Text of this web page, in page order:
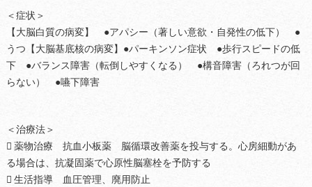
＜症状＞
【大脳白質の病変】 ●アパシー（著しい意欲・自発性の低下） ●
うつ【大脳基底核の病変】●パーキンソン症状 ●歩行スピードの低
下 ●バランス障害（転倒しやすくなる） ●構音障害（ろれつが回
らない） ●嚥下障害
＜治療法＞
 薬物治療 抗血小板薬 脳循環改善薬を投与する。心房細動があ
る場合は、抗凝固薬で心原性脳塞栓を予防する
 生活指導 血圧管理、廃用防止